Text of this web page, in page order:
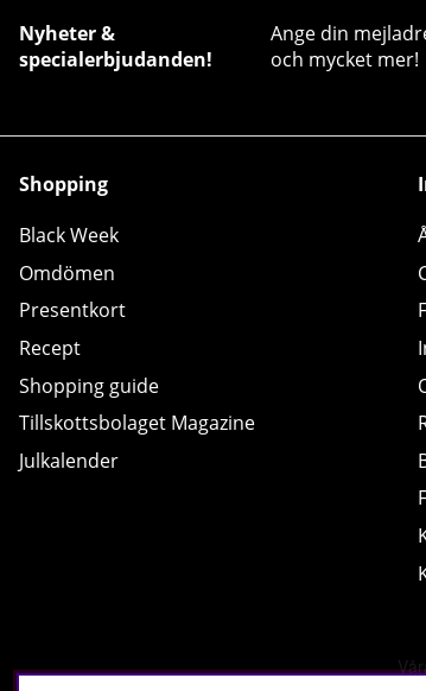
Nyheter &
specialerbjudanden!
Ange din
och mycket mer!
Shopping
Black Week
Omdömen
Presentkort
Recept
Shopping guide
Tillskottsbolaget Magazine
Julkalender